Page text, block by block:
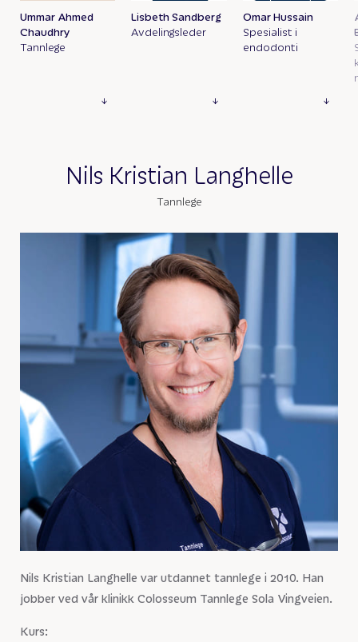
Ummar Ahmed
Chaudhry
Tannlege
Lisbeth Sandberg
Avdelingsleder
Omar Hussain
Spesialist i
endodonti
Nils Kristian Langhelle
Tannlege
Nils Kristian Langhelle var utdannet tannlege i 2010. Han
jobber ved vår klinikk Colosseum Tannlege Sola Vingveien.
Kurs: